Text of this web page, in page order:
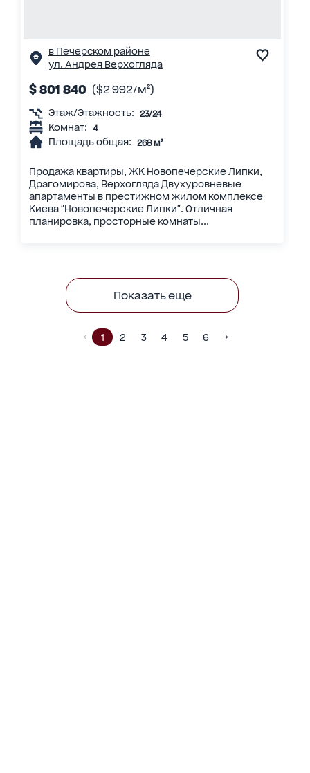
в Печерском районе
ул. Андрея Верхогляда
$ 801 840 ($2 992/м²)
Этаж/Этажность: 23/24
Комнат: 4
Площадь общая: 268 м²
Продажа квартиры, ЖК Новопечерские Липки,
Драгомирова, Верхогляда Двухуровневые
апартаменты в престижном жилом комплексе
Киева "Новопечерские Липки". Отличная
планировка, просторные комнаты...
Показать еще
1 2 3 4 5 6